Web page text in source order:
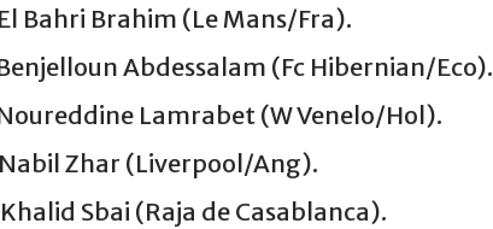
Bahri Brahim (Le Mans/Fra).
Abdessalam (Fc Hibernian/Eco).
Lamrabet (W Venelo/Hol).
Zhar (Liverpool/Ang).
Sbai (Raja de Casablanca).